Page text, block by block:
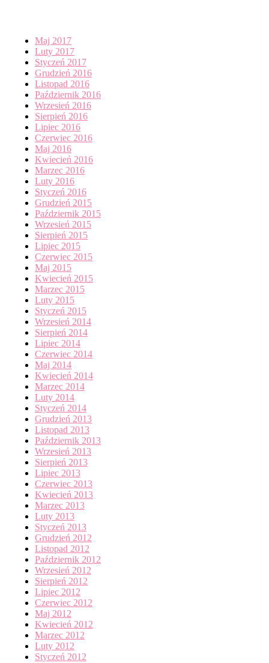
Maj 2017
Luty 2017
Styczeń 2017
Grudzień 2016
Listopad 2016
Październik 2016
Wrzesień 2016
Sierpień 2016
Lipiec 2016
Czerwiec 2016
Maj 2016
Kwiecień 2016
Marzec 2016
Luty 2016
Styczeń 2016
Grudzień 2015
Październik 2015
Wrzesień 2015
Sierpień 2015
Lipiec 2015
Czerwiec 2015
Maj 2015
Kwiecień 2015
Marzec 2015
Luty 2015
Styczeń 2015
Wrzesień 2014
Sierpień 2014
Lipiec 2014
Czerwiec 2014
Maj 2014
Kwiecień 2014
Marzec 2014
Luty 2014
Styczeń 2014
Grudzień 2013
Listopad 2013
Październik 2013
Wrzesień 2013
Sierpień 2013
Lipiec 2013
Czerwiec 2013
Kwiecień 2013
Marzec 2013
Luty 2013
Styczeń 2013
Grudzień 2012
Listopad 2012
Październik 2012
Wrzesień 2012
Sierpień 2012
Lipiec 2012
Czerwiec 2012
Maj 2012
Kwiecień 2012
Marzec 2012
Luty 2012
Styczeń 2012